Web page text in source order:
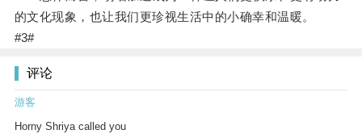
的文化现象，也让我们更珍视生活中的小确幸和温暖。
#3#
评论
游客
Horny Shriya called you